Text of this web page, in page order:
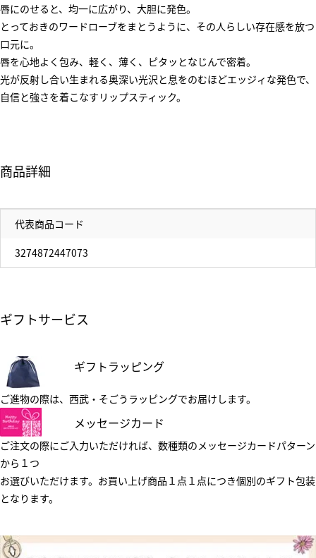
唇にのせると、均一に広がり、大胆に発色。
とっておきのワードローブをまとうように、その人らしい存在感を放つ
口元に。
唇を心地よく包み、軽く、薄く、ピタッとなじんで密着。
光が反射し合い生まれる奥深い光沢と息をのむほどエッジィな発色で、
自信と強さを着こなすリップスティック。
商品詳細
代表商品コード
3274872447073
ギフトサービス
ギフトラッピング
ご進物の際は、西武・そごうラッピングでお届けします。
メッセージカード
ご注文の際にご入力いただければ、数種類のメッセージカードパターン
から１つ
お選びいただけます。お買い上げ商品１点１点につき個別のギフト包装
となります。